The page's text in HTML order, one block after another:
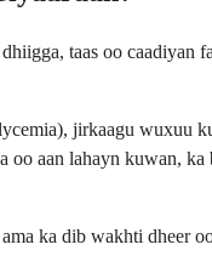
taas oo
jirkaagu wuxuu
aan lahayn kuwan,
ka dib wakhti dheer